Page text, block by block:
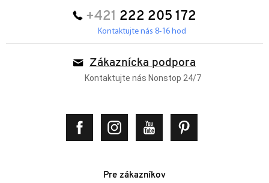
+421 222 205 172
Kontaktujte nás 8-16 hod
Zákaznícka podpora
Kontaktujte nás Nonstop 24/7
Pre zákazníkov